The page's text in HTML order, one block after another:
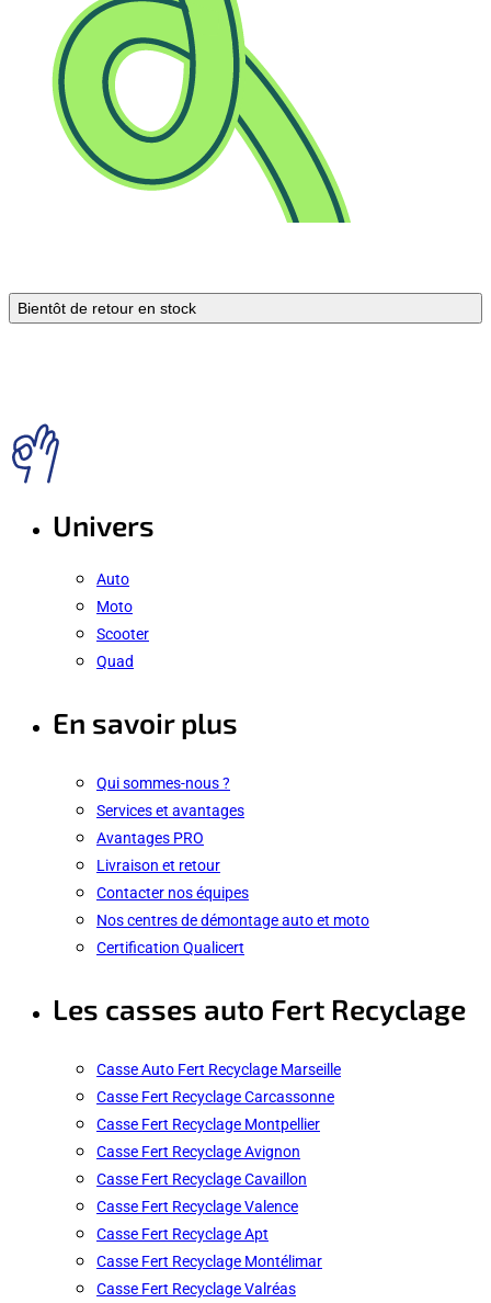
Bientôt de retour en stock
Univers
Auto
Moto
Scooter
Quad
En savoir plus
Qui sommes-nous ?
Services et avantages
Avantages PRO
Livraison et retour
Contacter nos équipes
Nos centres de démontage auto et moto
Certification Qualicert
Les casses auto Fert Recyclage
Casse Auto Fert Recyclage Marseille
Casse Fert Recyclage Carcassonne
Casse Fert Recyclage Montpellier
Casse Fert Recyclage Avignon
Casse Fert Recyclage Cavaillon
Casse Fert Recyclage Valence
Casse Fert Recyclage Apt
Casse Fert Recyclage Montélimar
Casse Fert Recyclage Valréas